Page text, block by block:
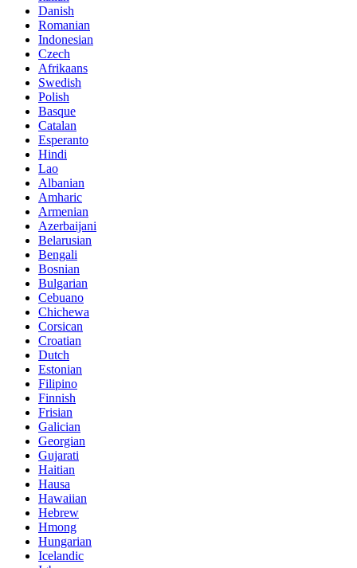
Danish
Romanian
Indonesian
Czech
Afrikaans
Swedish
Polish
Basque
Catalan
Esperanto
Hindi
Lao
Albanian
Amharic
Armenian
Azerbaijani
Belarusian
Bengali
Bosnian
Bulgarian
Cebuano
Chichewa
Corsican
Croatian
Dutch
Estonian
Filipino
Finnish
Frisian
Galician
Georgian
Gujarati
Haitian
Hausa
Hawaiian
Hebrew
Hmong
Hungarian
Icelandic